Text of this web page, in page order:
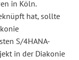
in Köln.
hat, sollte
S/4HANA-
in der Diakonie